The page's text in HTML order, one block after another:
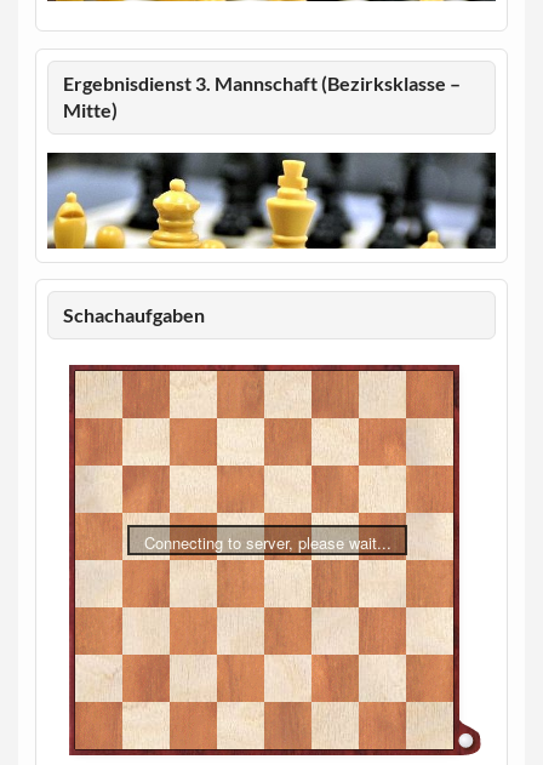
Ergebnisdienst 3. Mannschaft (Bezirksklasse –
Mitte)
Schachaufgaben